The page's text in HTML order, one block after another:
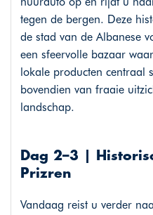
tegen de bergen. Deze
de stad van de Albanese
een sfeervolle bazaar
lokale producten centraal
bovendien van fraaie
landschap.
Dag 2–3 |
Prizren
Vandaag reist u verder